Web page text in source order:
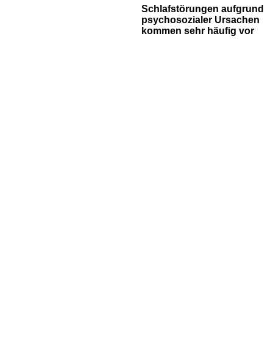
Schlafstörungen aufgrund
psychosozialer Ursachen
kommen sehr häufig vor